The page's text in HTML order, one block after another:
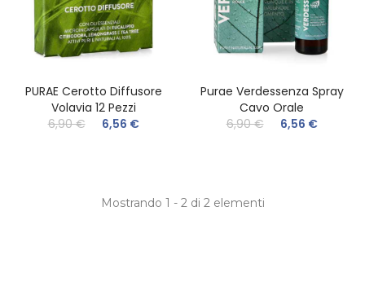
PURAE Cerotto Diffusore
Volavia 12 Pezzi
6,90 €
6,56 €
Purae Verdessenza Spray
Cavo Orale
6,90 €
6,56 €
Mostrando 1 - 2 di 2 elementi